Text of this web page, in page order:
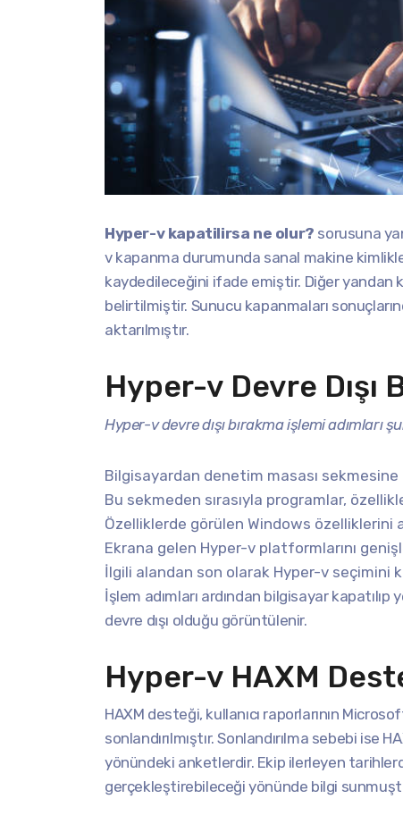
Hyper-v kapatilirsa ne olur? sorusuna
v kapanma durumunda sanal makine
kaydedileceğini ifade emiştir. Diğer yandan
belirtilmiştir. Sunucu kapanmaları
aktarılmıştır.
Hyper-v Devre Dışı
Hyper-v devre dışı bırakma işlemi adımları
Bilgisayardan denetim masası sekmesine
Bu sekmeden sırasıyla programlar,
Özelliklerde görülen Windows
Ekrana gelen Hyper-v platformlarını
İlgili alandan son olarak Hyper-v seçimini
İşlem adımları ardından bilgisayar
devre dışı olduğu görüntülenir.
Hyper-v HAXM
HAXM desteği, kullanıcı raporlarının
sonlandırılmıştır. Sonlandırılma sebebi
yönündeki anketlerdir. Ekip ilerleyen
gerçekleştirebileceği yönünde bilgi